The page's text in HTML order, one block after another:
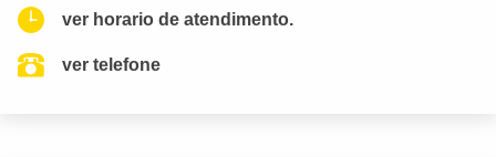
ver horario de atendimento.
ver telefone